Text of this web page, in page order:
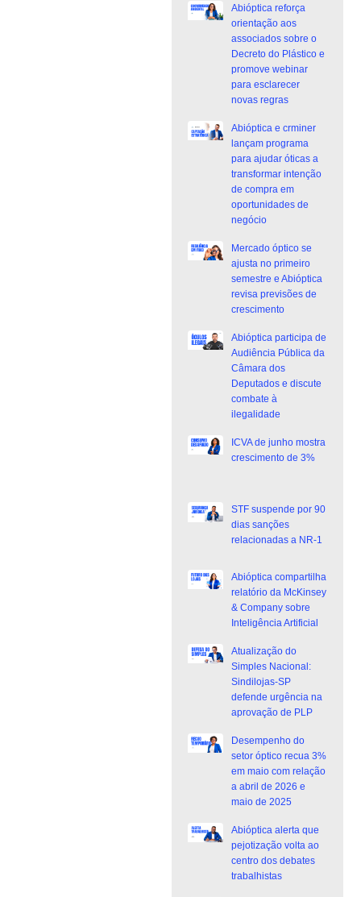
Abióptica reforça
orientação aos
associados sobre o
Decreto do Plástico e
promove webinar
para esclarecer
novas regras
Abióptica e crminer
lançam programa
para ajudar óticas a
transformar intenção
de compra em
oportunidades de
negócio
Mercado óptico se
ajusta no primeiro
semestre e Abióptica
revisa previsões de
crescimento
Abióptica participa de
Audiência Pública da
Câmara dos
Deputados e discute
combate à
ilegalidade
ICVA de junho mostra
crescimento de 3%
STF suspende por 90
dias sanções
relacionadas a NR-1
Abióptica compartilha
relatório da McKinsey
& Company sobre
Inteligência Artificial
Atualização do
Simples Nacional:
Sindilojas-SP
defende urgência na
aprovação de PLP
Desempenho do
setor óptico recua 3%
em maio com relação
a abril de 2026 e
maio de 2025
Abióptica alerta que
pejotização volta ao
centro dos debates
trabalhistas